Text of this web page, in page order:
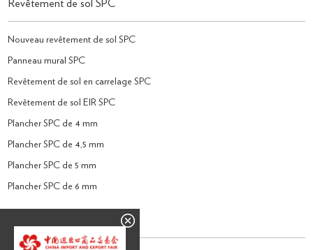
Revêtement de sol SPC
Nouveau revêtement de sol SPC
Panneau mural SPC
Revêtement de sol en carrelage SPC
Revêtement de sol EIR SPC
Plancher SPC de 4 mm
Plancher SPC de 4,5 mm
Plancher SPC de 5 mm
Plancher SPC de 6 mm
Revêtement de sol stratifié